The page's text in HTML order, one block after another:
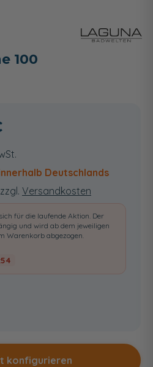
100
Deutschlands
Versandkosten
für die laufende Aktion. Der
und wird ab dem jeweiligen
Warenkorb abgezogen.
konfigurieren